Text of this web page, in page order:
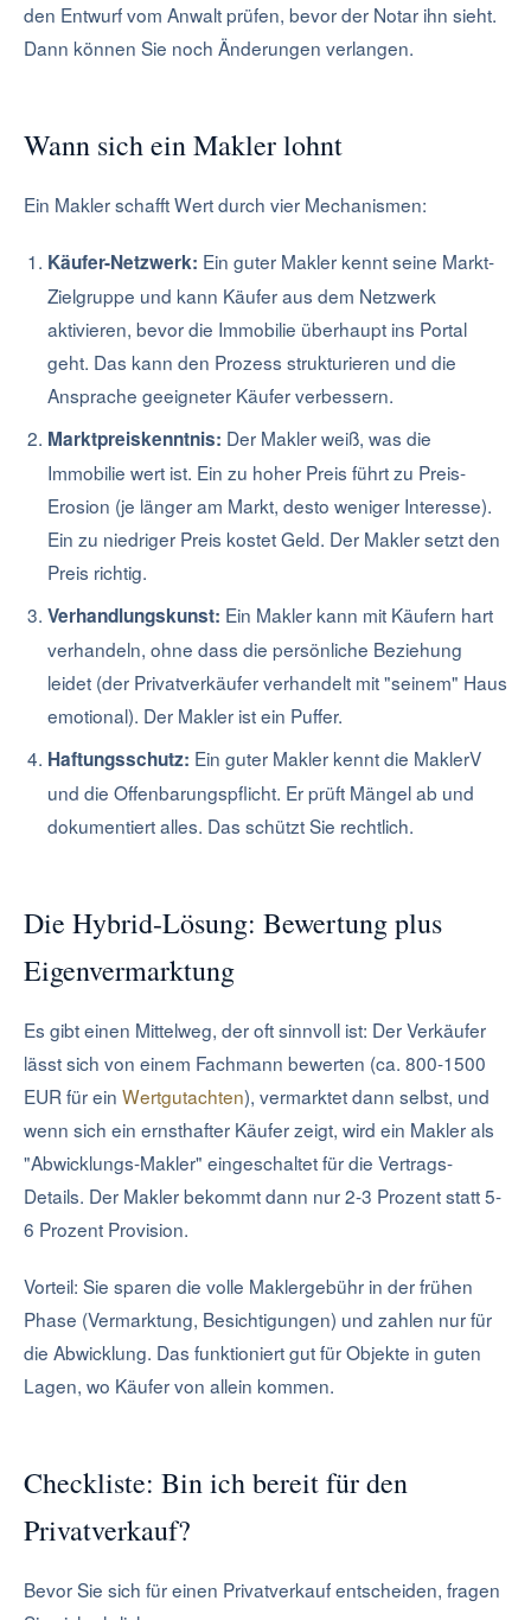
den Entwurf vom Anwalt prüfen, bevor der Notar ihn sieht.
Dann können Sie noch Änderungen verlangen.
Wann sich ein Makler lohnt
Ein Makler schafft Wert durch vier Mechanismen:
Käufer-Netzwerk: Ein guter Makler kennt seine Markt-
Zielgruppe und kann Käufer aus dem Netzwerk
aktivieren, bevor die Immobilie überhaupt ins Portal
geht. Das kann den Prozess strukturieren und die
Ansprache geeigneter Käufer verbessern.
Marktpreiskenntnis: Der Makler weiß, was die
Immobilie wert ist. Ein zu hoher Preis führt zu Preis-
Erosion (je länger am Markt, desto weniger Interesse).
Ein zu niedriger Preis kostet Geld. Der Makler setzt den
Preis richtig.
Verhandlungskunst: Ein Makler kann mit Käufern hart
verhandeln, ohne dass die persönliche Beziehung
leidet (der Privatverkäufer verhandelt mit "seinem" Haus
emotional). Der Makler ist ein Puffer.
Haftungsschutz: Ein guter Makler kennt die MaklerV
und die Offenbarungspflicht. Er prüft Mängel ab und
dokumentiert alles. Das schützt Sie rechtlich.
Die Hybrid-Lösung: Bewertung plus
Eigenvermarktung
Es gibt einen Mittelweg, der oft sinnvoll ist: Der Verkäufer
lässt sich von einem Fachmann bewerten (ca. 800-1500
EUR für ein Wertgutachten), vermarktet dann selbst, und
wenn sich ein ernsthafter Käufer zeigt, wird ein Makler als
"Abwicklungs-Makler" eingeschaltet für die Vertrags-
Details. Der Makler bekommt dann nur 2-3 Prozent statt 5-
6 Prozent Provision.
Vorteil: Sie sparen die volle Maklergebühr in der frühen
Phase (Vermarktung, Besichtigungen) und zahlen nur für
die Abwicklung. Das funktioniert gut für Objekte in guten
Lagen, wo Käufer von allein kommen.
Checkliste: Bin ich bereit für den
Privatverkauf?
Bevor Sie sich für einen Privatverkauf entscheiden, fragen